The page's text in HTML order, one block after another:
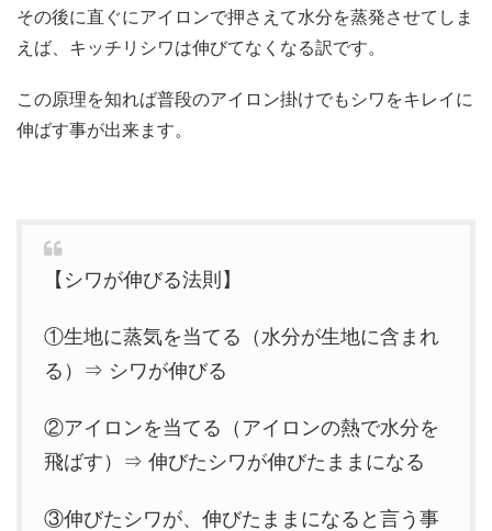
その後に直ぐにアイロンで押さえて水分を蒸発させてしま
えば、キッチリシワは伸びてなくなる訳です。
この原理を知れば普段のアイロン掛けでもシワをキレイに
伸ばす事が出来ます。
【シワが伸びる法則】
①生地に蒸気を当てる（水分が生地に含まれ
る）⇒ シワが伸びる
②アイロンを当てる（アイロンの熱で水分を
飛ばす）⇒ 伸びたシワが伸びたままになる
③伸びたシワが、伸びたままになると言う事